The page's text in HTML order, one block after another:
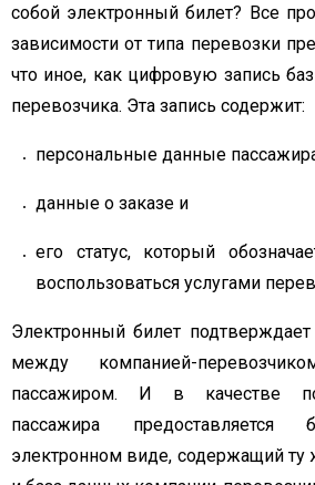
собой электронный билет? Все
зависимости от типа перевозки
что иное, как цифровую запись
перевозчика. Эта запись содержит:
персональные данные
данные о заказе и
его статус, который
воспользоваться услугами
Электронный билет
между компанией-
пассажиром. И в качестве
пассажира
электронном виде, содержащий